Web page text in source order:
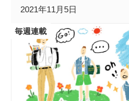
2021年11月5日
毎週連載